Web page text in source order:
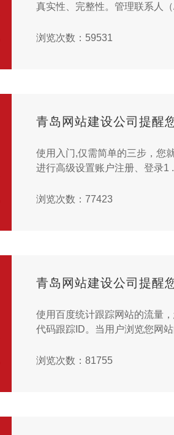
真实性、完整性。管理联系人
浏览次数：59531
青岛网站建设公司提醒
使用入门,仅需简单的三步，您
进行高级设置账户注册、登录1
需utm加码等复杂操作，上手直
浏览次数：77423
青岛网站建设公司提醒
使用百度统计跟踪网站的流量
代码跟踪ID。当用户浏览您网
此要想统计到完整的访问流量
浏览次数：81755